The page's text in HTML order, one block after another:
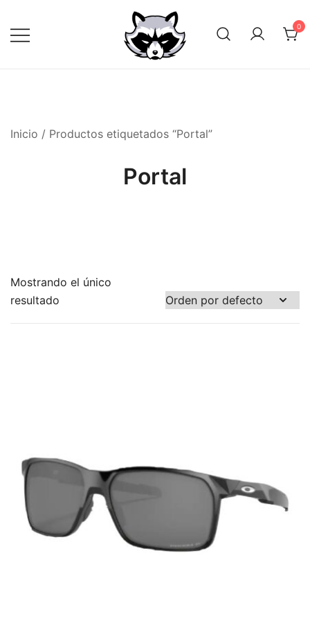
contenido
0
Inicio / Productos etiquetados “Portal”
Portal
Mostrando el único
resultado